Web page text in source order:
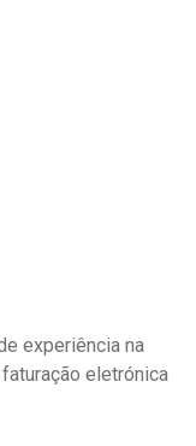
experiência na
eletrónica